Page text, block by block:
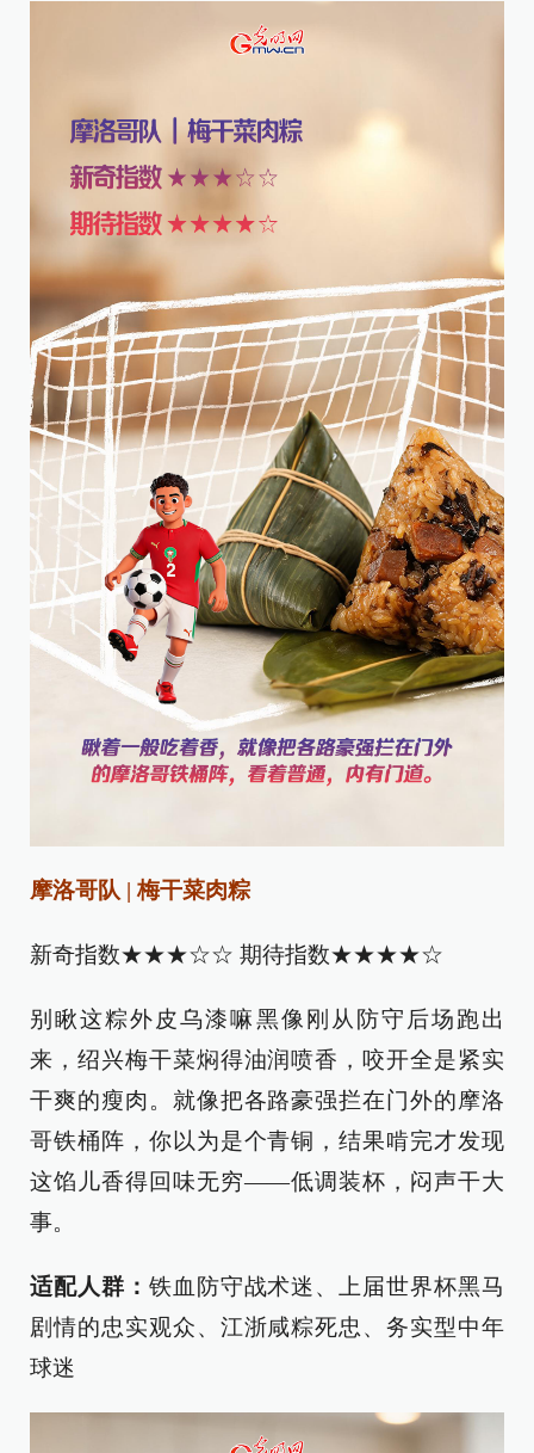
摩洛哥队 | 梅干菜肉粽
‌新奇指数★★★☆☆ 期待指数★★★★☆
别瞅这粽外皮乌漆嘛黑像刚从防守后场跑出
来，绍兴梅干菜焖得油润喷香，咬开全是紧实
干爽的瘦肉。就像把各路豪强拦在门外的摩洛
哥铁桶阵，你以为是个青铜，结果啃完才发现
这馅儿香得回味无穷——低调装杯，闷声干大
事。
适配人群： 铁血防守战术迷、上届世界杯黑马
剧情的忠实观众、江浙咸粽死忠、务实型中年
球迷